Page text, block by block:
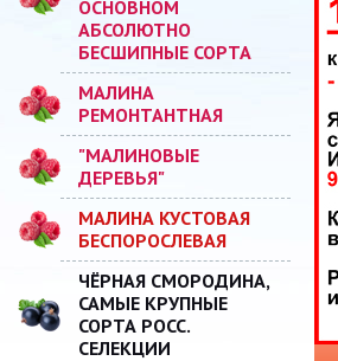
ОСНОВНОМ
АБСОЛЮТНО
БЕСШИПНЫЕ СОРТА
МАЛИНА
РЕМОНТАНТНАЯ
"МАЛИНОВЫЕ
ДЕРЕВЬЯ"
МАЛИНА КУСТОВАЯ
БЕСПОРОСЛЕВАЯ
ЧЁРНАЯ СМОРОДИНА,
САМЫЕ КРУПНЫЕ
СОРТА РОСС.
СЕЛЕКЦИИ